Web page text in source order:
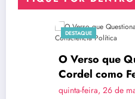
O Verso que
Cordel como
quinta-feira, 26 de março de